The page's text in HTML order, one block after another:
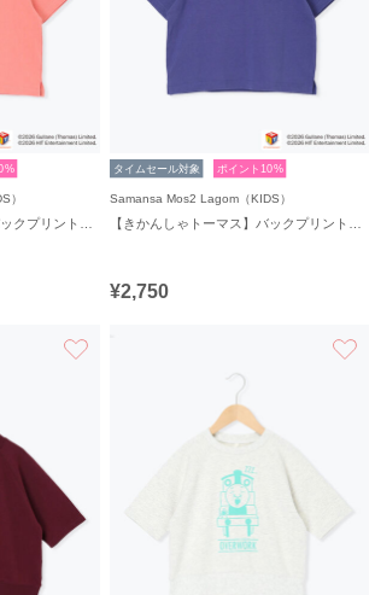
）
タイムセール対象 ポイント10%
Samansa Mos2 Lagom（KIDS）
¥2,750